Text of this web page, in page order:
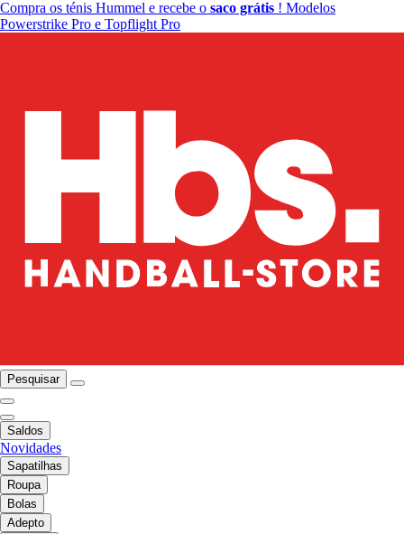
Compra os ténis Hummel e recebe o saco grátis ! Modelos
Powerstrike Pro e Topflight Pro
Pesquisar
Saldos
Novidades
Sapatilhas
Roupa
Bolas
Adepto